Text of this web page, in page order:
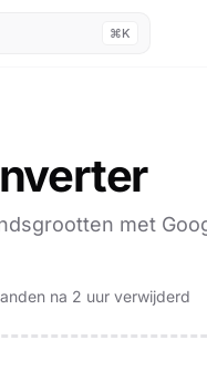
⌘K
met
na 2 uur verwijderd